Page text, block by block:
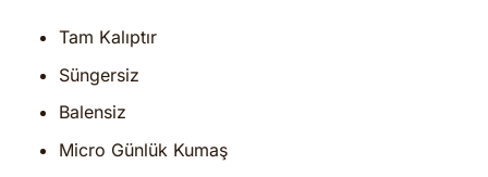
Tam Kalıptır
Süngersiz
Balensiz
Micro Günlük Kumaş